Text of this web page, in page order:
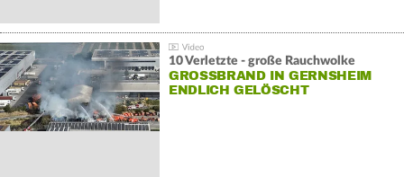
10 Verletzte - große Rauchwolke
GROSSBRAND IN GERNSHEIM E
NDLICH GELÖSCHT